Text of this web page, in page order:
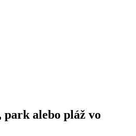
park alebo pláž vo